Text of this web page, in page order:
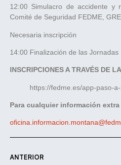
12:00 Simulacro de accidente y
Comité de Seguridad FEDME,
Necesaria inscripción
14:00 Finalización de las Jornadas
INSCRIPCIONES A TRAVÉS DE
https://fedme.es/app-paso-
Para cualquier información
ANTERIOR